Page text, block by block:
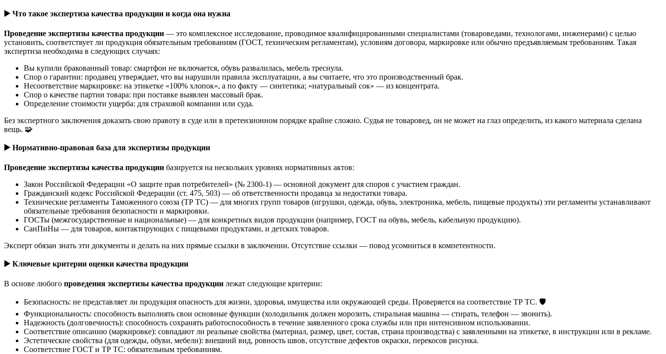
▶️ Что такое экспертиза качества продукции и когда она нужна
Проведение экспертизы качества продукции — это комплексное исследование, проводимое квалифицированными специалистами (товароведами, технологами, инженерами) с целью
установить, соответствует ли продукция обязательным требованиям (ГОСТ, техническим регламентам), условиям договора, маркировке или обычно предъявляемым требованиям. Такая
экспертиза необходима в следующих случаях:
Вы купили бракованный товар: смартфон не включается, обувь развалилась, мебель треснула.
Спор о гарантии: продавец утверждает, что вы нарушили правила эксплуатации, а вы считаете, что это производственный брак.
Несоответствие маркировке: на этикетке «100% хлопок», а по факту — синтетика; «натуральный сок» — из концентрата.
Спор о качестве партии товара: при поставке выявлен массовый брак.
Определение стоимости ущерба: для страховой компании или суда.
Без экспертного заключения доказать свою правоту в суде или в претензионном порядке крайне сложно. Судья не товаровед, он не может на глаз определить, из какого материала сделана
вещь. 🧩
▶️ Нормативно-правовая база для экспертизы продукции
Проведение экспертизы качества продукции базируется на нескольких уровнях нормативных актов:
Закон Российской Федерации «О защите прав потребителей» (№ 2300-1) — основной документ для споров с участием граждан.
Гражданский кодекс Российской Федерации (ст. 475, 503) — об ответственности продавца за недостатки товара.
Технические регламенты Таможенного союза (ТР ТС) — для многих групп товаров (игрушки, одежда, обувь, электроника, мебель, пищевые продукты) эти регламенты устанавливают
обязательные требования безопасности и маркировки.
ГОСТы (межгосударственные и национальные) — для конкретных видов продукции (например, ГОСТ на обувь, мебель, кабельную продукцию).
СанПиНы — для товаров, контактирующих с пищевыми продуктами, и детских товаров.
Эксперт обязан знать эти документы и делать на них прямые ссылки в заключении. Отсутствие ссылки — повод усомниться в компетентности.
▶️ Ключевые критерии оценки качества продукции
В основе любого проведения экспертизы качества продукции лежат следующие критерии:
Безопасность: не представляет ли продукция опасность для жизни, здоровья, имущества или окружающей среды. Проверяется на соответствие ТР ТС. 🛡️
Функциональность: способность выполнять свои основные функции (холодильник должен морозить, стиральная машина — стирать, телефон — звонить).
Надежность (долговечность): способность сохранять работоспособность в течение заявленного срока службы или при интенсивном использовании.
Соответствие описанию (маркировке): совпадают ли реальные свойства (материал, размер, цвет, состав, страна производства) с заявленными на этикетке, в инструкции или в рекламе.
Эстетические свойства (для одежды, обуви, мебели): внешний вид, ровность швов, отсутствие дефектов окраски, перекосов рисунка.
Соответствие ГОСТ и ТР ТС: обязательным требованиям.